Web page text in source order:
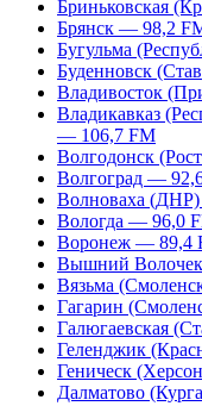
Бриньковская
Брянск — 98,2
Бугульма
Буденновск
Владивосток
Владикавказ
— 106,7 FM
Волгодонск
Волгоград —
Волноваха
Вологда — 96,0
Воронеж — 89,4
Вышний Волочек
Вязьма
Гагарин
Галюгаевская
Геленджик
Геническ
Далматово